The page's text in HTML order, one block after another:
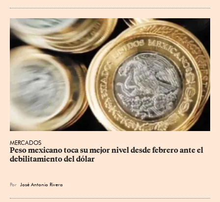
MERCADOS
Peso mexicano toca su mejor nivel desde febrero ante el
debilitamiento del dólar
Por José Antonio Rivera